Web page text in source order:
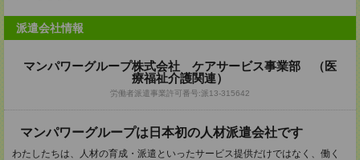
派遣会社情報
マンパワーグループ株式会社 ケアサービス事業部 （医
療福祉介護関連）
労働者派遣事業許可番号:派13-315642
マンパワーグループは日本初の人材派遣会社です
わたしたちは、人材の育成・派遣といったサービス提供だけではなく、働く